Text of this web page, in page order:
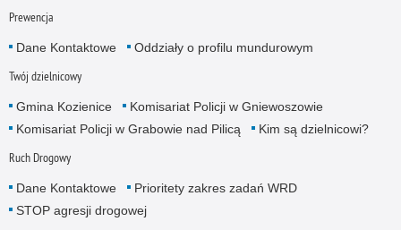
Prewencja
Dane Kontaktowe Oddziały o profilu mundurowym
Twój dzielnicowy
Gmina Kozienice
Komisariat Policji w Gniewoszowie
Komisariat Policji w Grabowie nad Pilicą
Kim są dzielnicowi?
Ruch Drogowy
Dane Kontaktowe
Prioritety zakres zadań WRD
STOP agresji drogowej